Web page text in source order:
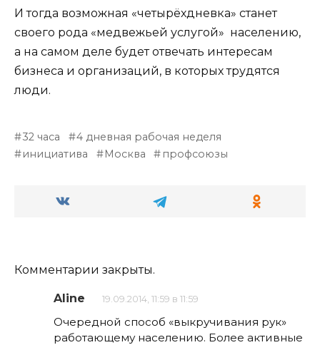
И тогда возможная «четырёхдневка» станет
своего рода «медвежьей услугой» населению,
а на самом деле будет отвечать интересам
бизнеса и организаций, в которых трудятся
люди.
32 часа
4 дневная рабочая неделя
инициатива
Москва профсоюзы
Комментарии закрыты.
Aline 19.09.2014, 11:59 в 11:59
Очередной способ «выкручивания рук»
работающему населению. Более активные